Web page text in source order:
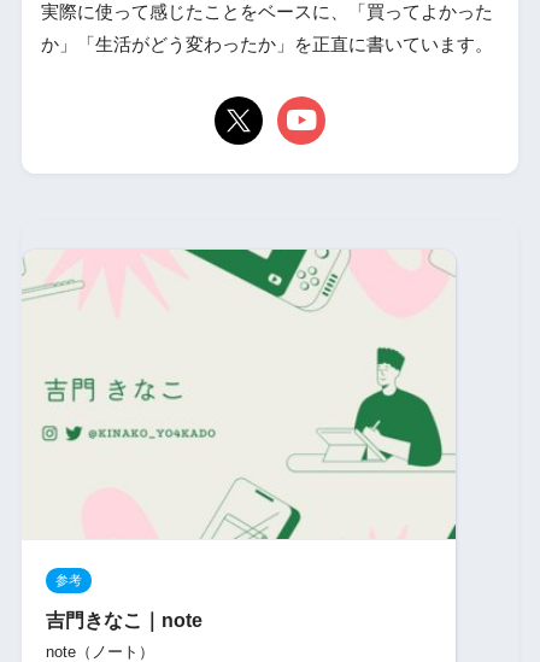
実際に使って感じたことをベースに、「買ってよかった
か」「生活がどう変わったか」を正直に書いています。
参考
吉門きなこ｜note
note（ノート）